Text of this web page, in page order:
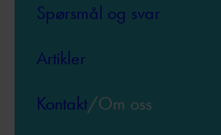
Spørsmål og svar
Artikler
Kontakt/Om oss